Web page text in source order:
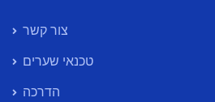
צור קשר
טכנאי שערים
הדרכה